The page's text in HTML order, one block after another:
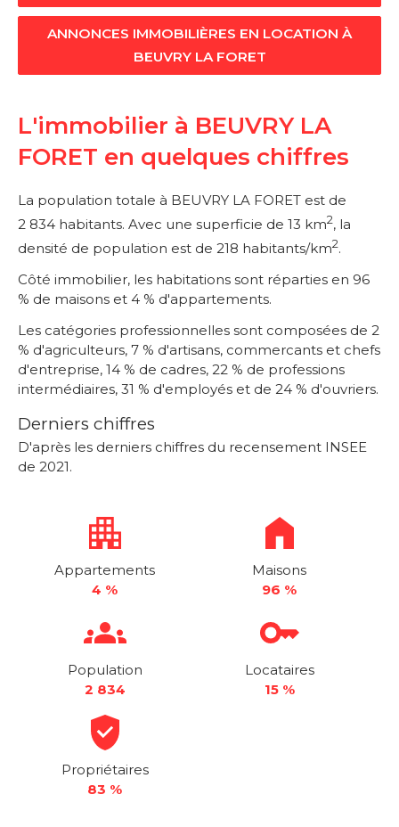
ANNONCES IMMOBILIÈRES EN LOCATION À
BEUVRY LA FORET
L'immobilier à BEUVRY LA
FORET en quelques chiffres
La population totale à BEUVRY LA FORET est de
2 834 habitants. Avec une superficie de 13 km2, la
densité de population est de 218 habitants/km2.
Côté immobilier, les habitations sont réparties en 96
% de maisons et 4 % d'appartements.
Les catégories professionnelles sont composées de 2
% d'agriculteurs, 7 % d'artisans, commercants et chefs
d'entreprise, 14 % de cadres, 22 % de professions
intermédiaires, 31 % d'employés et de 24 % d'ouvriers.
Derniers chiffres
D'après les derniers chiffres du recensement INSEE
de 2021.
Appartements
4 %
Maisons
96 %
Population
2 834
Locataires
15 %
Propriétaires
83 %